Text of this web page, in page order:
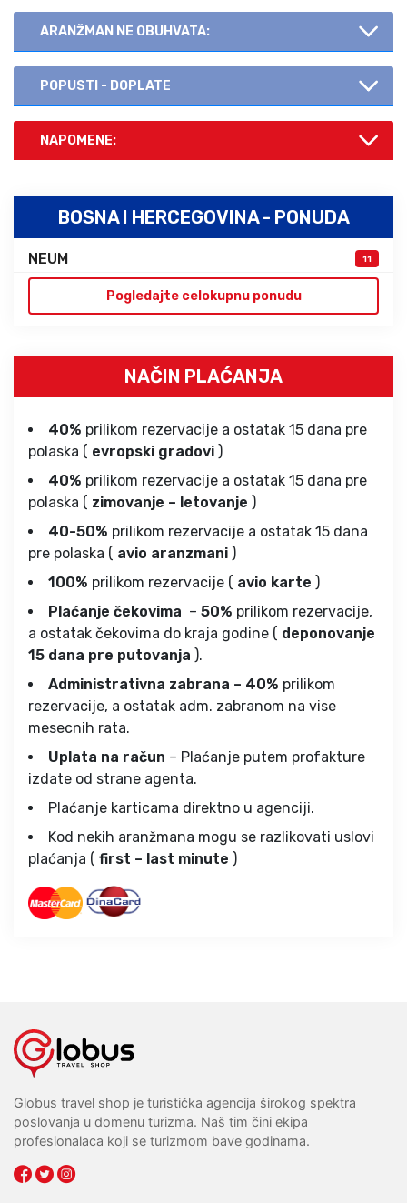
ARANŽMAN NE OBUHVATA:
POPUSTI - DOPLATE
NAPOMENE:
BOSNA I HERCEGOVINA - PONUDA
NEUM 11
Pogledajte celokupnu ponudu
NAČIN PLAĆANJA
40% prilikom rezervacije a ostatak 15 dana pre
polaska ( evropski gradovi )
40% prilikom rezervacije a ostatak 15 dana pre
polaska ( zimovanje – letovanje )
40-50% prilikom rezervacije a ostatak 15 dana
pre polaska ( avio aranzmani )
100% prilikom rezervacije ( avio karte )
Plaćanje čekovima – 50% prilikom rezervacije,
a ostatak čekovima do kraja godine ( deponovanje
15 dana pre putovanja ).
Administrativna zabrana – 40% prilikom
rezervacije, a ostatak adm. zabranom na vise
mesecnih rata.
Uplata na račun – Plaćanje putem profakture
izdate od strane agenta.
Plaćanje karticama direktno u agenciji.
Kod nekih aranžmana mogu se razlikovati uslovi
plaćanja ( first – last minute )
Globus travel shop je turistička agencija širokog spektra
poslovanja u domenu turizma. Naš tim čini ekipa
profesionalaca koji se turizmom bave godinama.